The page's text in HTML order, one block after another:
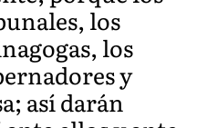
los
los
y
así darán